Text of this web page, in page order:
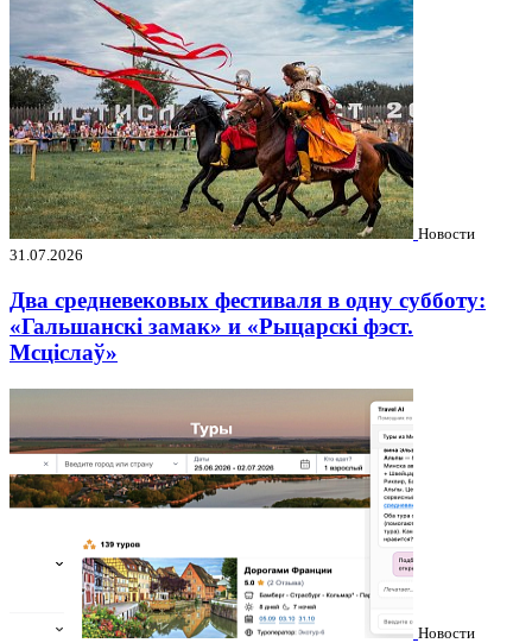
Новости
31.07.2026
Два средневековых фестиваля в одну субботу:
«Гальшанскі замак» и «Рыцарскі фэст.
Мсціслаў»
Новости